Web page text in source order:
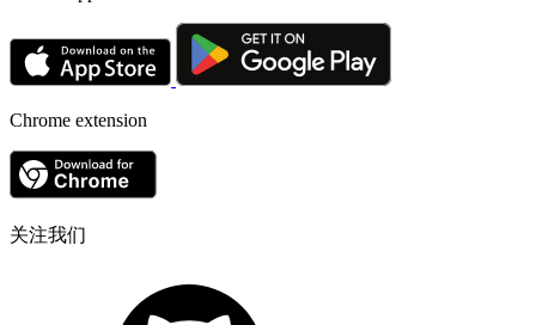
Chrome extension
关注我们